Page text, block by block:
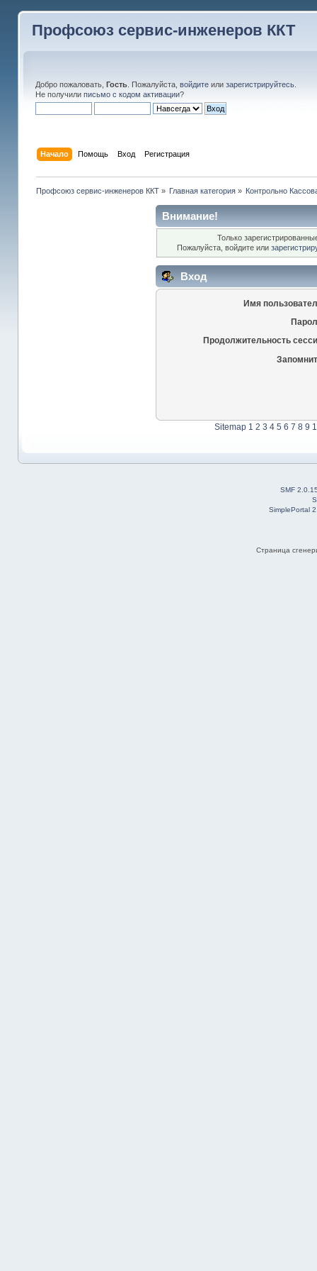
Профсоюз сервис-инженеров ККТ
Добро пожаловать, Гость. Пожалуйста, войдитеили зарегистрируйтесь.
Не получили письмо с кодом активации?
Начало Помощь Вход Регистрация
Профсоюз сервис-инженеров ККТ» Главная категория » Контрольно
Внимание!
Только
Пожалуйста, войдите или
Вход
Имя
Продолжительность
Sitemap 1 2 3 4 5 6 7 8 9
SMF
SimplePortal
Страница